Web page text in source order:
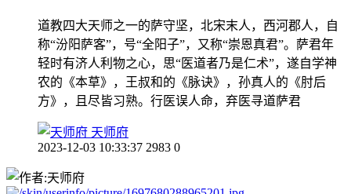
道教四大天师之一的萨守坚，北宋末人，西河郡人，自
称“汾阳萨客”，号“全阳子”，又称“崇恩真君”。萨君年
轻时有济人利物之心，思“医道者乃是仁术”，遂自学神
农的《本草》，王叔和的《脉诀》，孙真人的《肘后
方》，且尽皆习熟。行医误人命，弃医寻道萨君
天师府
2023-12-03 10:33:37 2983 0